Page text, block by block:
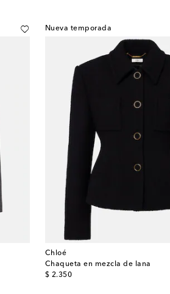
Nueva temporada
Chloé
Chaqueta en mezcla de lana
$ 2.350
original price